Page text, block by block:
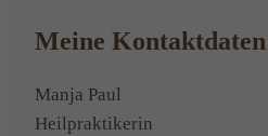
Meine Kontaktdaten
Manja Paul
Heilpraktikerin